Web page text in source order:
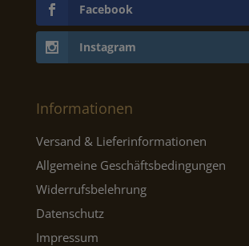
Facebook
Instagram
Informationen
Versand & Lieferinformationen
Allgemeine Geschäftsbedingungen
Widerrufsbelehrung
Datenschutz
Impressum